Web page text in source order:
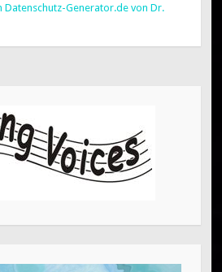
Datenschutz-Generator.de von Dr.